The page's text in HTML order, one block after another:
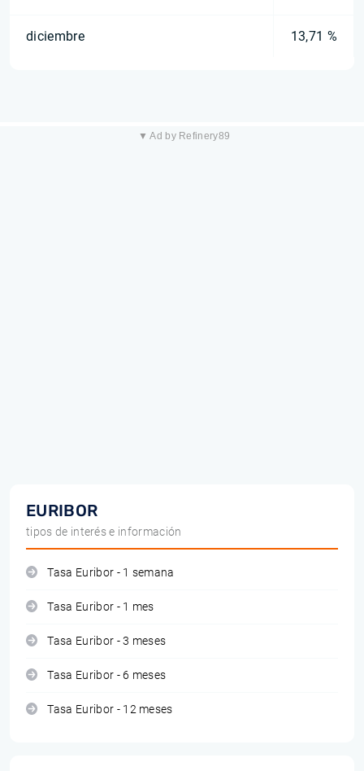
diciembre 13,71 %
▼ Ad by Refinery89
EURIBOR
tipos de interés e información
Tasa Euribor - 1 semana
Tasa Euribor - 1 mes
Tasa Euribor - 3 meses
Tasa Euribor - 6 meses
Tasa Euribor - 12 meses